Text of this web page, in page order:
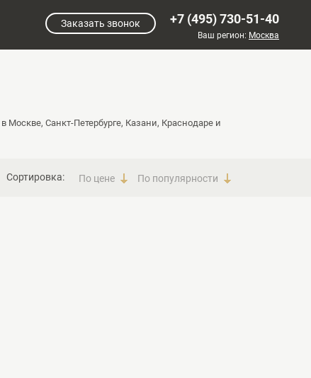
+7 (495) 730-51-40
Ваш регион: Москва
Заказать звонок
в Москве, Санкт-Петербурге, Казани, Краснодаре и
Сортировка: По цене По популярности